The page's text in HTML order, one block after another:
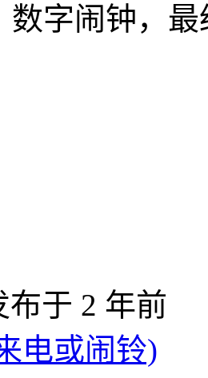
数字闹钟，
布于 2 年前
电或闹铃)